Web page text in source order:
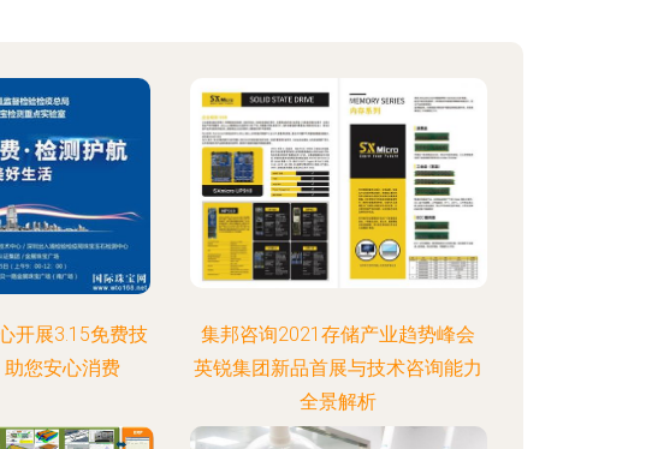
开展3.15免费技
您安心消费
集邦咨询2021存储产业趋势峰会
英锐集团新品首展与技术咨询能力
全景解析